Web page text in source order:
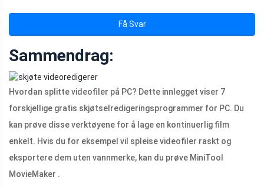
Få Svar
Sammendrag:
Hvordan splitte videofiler på PC? Dette innlegget viser 7
forskjellige gratis skjøtselredigeringsprogrammer for PC. Du
kan prøve disse verktøyene for å lage en kontinuerlig film
enkelt. Hvis du for eksempel vil spleise videofiler raskt og
eksportere dem uten vannmerke, kan du prøve MiniTool
MovieMaker .